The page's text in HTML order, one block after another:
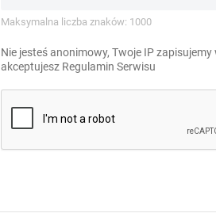
Maksymalna liczba znaków: 1000
Nie jesteś anonimowy, Twoje IP
akceptujesz Regulamin Serwisu